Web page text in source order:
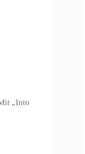
„Into